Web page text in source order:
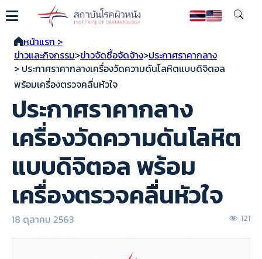
หน้าแรก >
ข่าวและกิจกรรม>ข่าวจัดซื้อจัดจ้าง>ประกาศราคากลาง
> ประกาศราคากลางเครื่องวัดความดันโลหิตแบบดิจิตอล
พร้อมเครื่องตรวจคลื่นหัวใจ
ประกาศราคากลาง
เครื่องวัดความดันโลหิต
แบบดิจิตอล พร้อม
เครื่องตรวจคลื่นหัวใจ
18 ตุลาคม 2563 121